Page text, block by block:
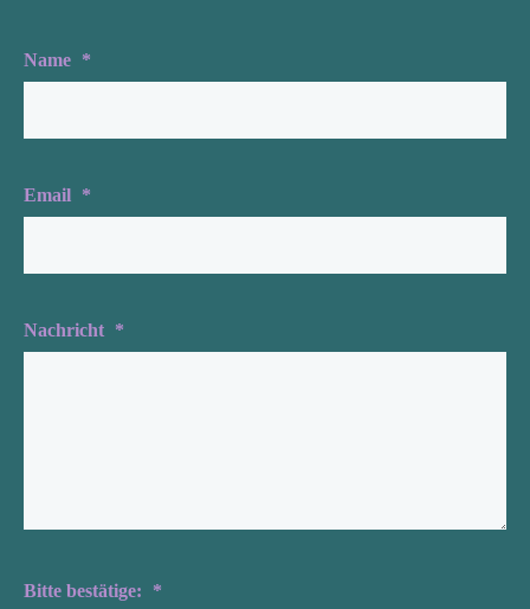
Name *
Email *
Nachricht *
Bitte bestätige: *